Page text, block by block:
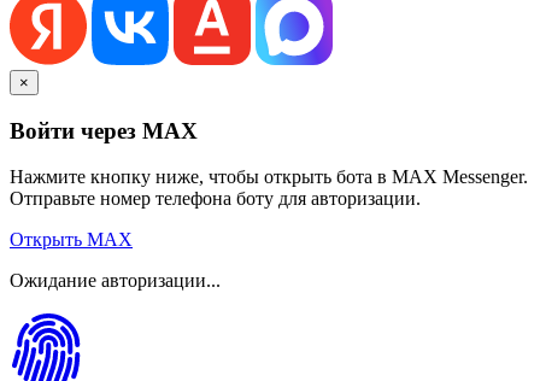
×
Войти через MAX
Нажмите кнопку ниже, чтобы открыть бота в MAX Messenger.
Отправьте номер телефона боту для авторизации.
Открыть MAX
Ожидание авторизации...